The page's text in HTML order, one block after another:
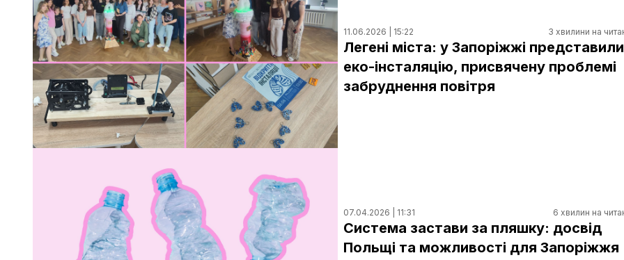
11.06.2026 | 15:22 3 хвилини на
Легені міста: у Запоріжжі представили
еко-інсталяцію, присвячену проблемі
забруднення повітря
07.04.2026 | 11:31 6 хвилин на
Система застави за пляшку: досвід
Польщі та можливості для Запоріжжя